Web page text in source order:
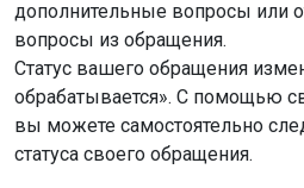
дополнительные вопросы или
вопросы из обращения.
Статус вашего обращения
обрабатывается». С помощью
вы можете самостоятельно
статуса своего обращения.